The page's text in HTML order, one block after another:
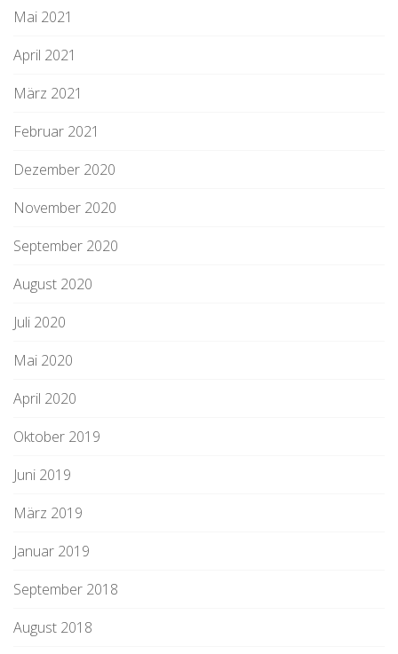
Mai 2021
April 2021
März 2021
Februar 2021
Dezember 2020
November 2020
September 2020
August 2020
Juli 2020
Mai 2020
April 2020
Oktober 2019
Juni 2019
März 2019
Januar 2019
September 2018
August 2018